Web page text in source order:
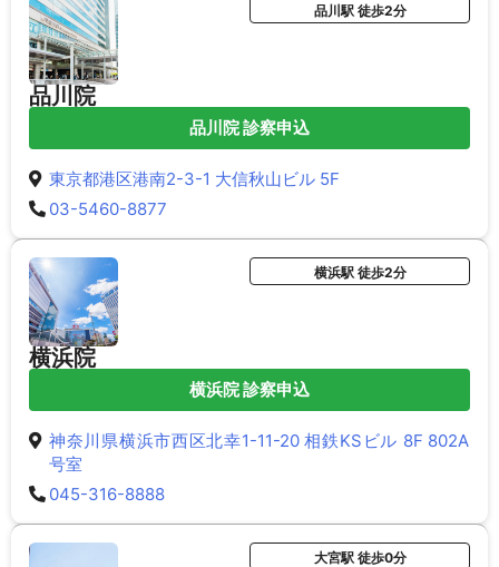
品川院
品川駅 徒歩2分
品川院 診察申込
東京都港区港南2-3-1 大信秋山ビル 5F
03-5460-8877
横浜院
横浜駅 徒歩2分
横浜院 診察申込
神奈川県横浜市西区北幸1-11-20 相鉄KSビル 8F 802A
号室
045-316-8888
大宮駅 徒歩0分